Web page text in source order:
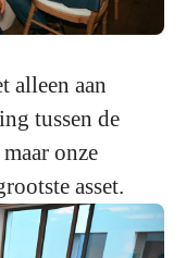
alleen aan
tussen de
onze
asset.